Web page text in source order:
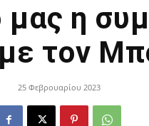
μας η
τον
25 Φεβρουαρίου 2023